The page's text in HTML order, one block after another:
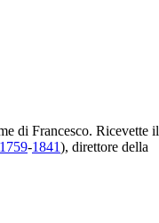
di Francesco. Ricevette il
1759-1841), direttore della